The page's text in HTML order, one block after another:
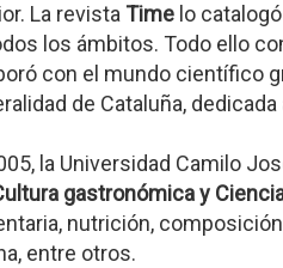
La revista Time lo
los ámbitos. Todo ello
con el mundo científico
de Cataluña,
la Universidad Camilo
gastronómica y
nutrición,
entre otros.